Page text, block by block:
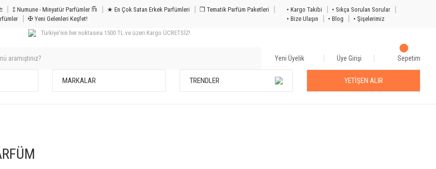
𐦝 ‡ Numune - Minyatür Parfümler 𐙏 ★ En Çok Satan Erkek Parfümleri
❒ Tematik Parfüm Paketleri
✠ Yeni Gelenleri Keşfet!
• Kargo Takibi
• Sıkça Sorulan Sorular
• Bize Ulaşın
• Blog
• Şişelerimiz
Türkiye'nin her noktasına 1500 TL ve üzeri Kargo ÜCRETSİZ!
Yeni Üyelik Üye Girişi Sepetim
MARKALAR TRENDLER YETİŞEN ALIR